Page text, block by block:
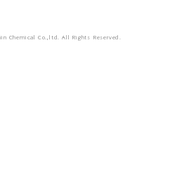
Chemical Co.,ltd. All Rights Reserved.